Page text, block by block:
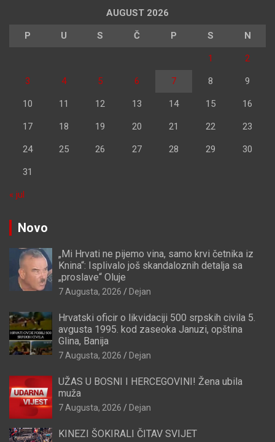
AUGUST 2026
P U S Č P S N
1 2
3 4 5 6 7 8 9
10 11 12 13 14 15 16
17 18 19 20 21 22 23
24 25 26 27 28 29 30
31
« jul
Novo
„Mi Hrvati ne pijemo vina, samo krvi četnika iz
Knina“: Isplivalo još skandaloznih detalja sa
„proslave“ Oluje
7 Augusta, 2026 Dejan
Hrvatski oficir o likvidaciji 500 srpskih civila 5.
avgusta 1995. kod zaseoka Januzi, opština
Glina, Banija
7 Augusta, 2026 Dejan
UŽAS U BOSNI I HERCEGOVINI! Žena ubila
muža
7 Augusta, 2026 Dejan
KINEZI ŠOKIRALI ČITAV SVIJET